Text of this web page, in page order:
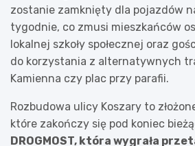
zostanie zamknięty dla pojazdów
tygodnie, co zmusi mieszkańców
lokalnej szkoły społecznej oraz
do korzystania z alternatywnych
Kamienna czy plac przy parafii.
Rozbudowa ulicy Koszary to
które zakończy się pod koniec
DROGMOST, która wygrała